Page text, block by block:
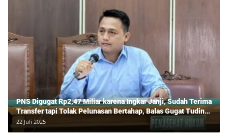
PNS Digugat Rp2,47 Miliar karena Ingkar Janji, Sudah Terima
Transfer tapi Tolak Pelunasan Bertahap, Balas Gugat Tuding
Lawan Tipu Rp850 Juta
22 Juli 2025